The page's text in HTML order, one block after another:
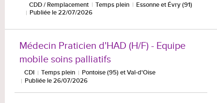
CDD / Remplacement Temps plein
Essonne et Évry (91)
Publiée le 22/07/2026
Médecin Praticien d'HAD (H/F) - Equipe
mobile soins palliatifs
CDI Temps plein
Pontoise (95) et Val-d'Oise
Publiée le 26/07/2026